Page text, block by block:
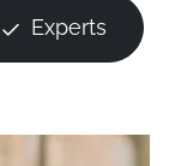
Experts